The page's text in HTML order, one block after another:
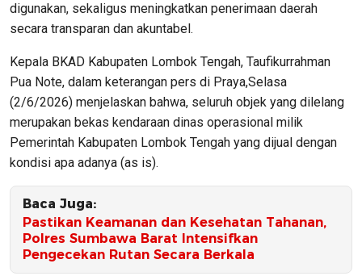
digunakan, sekaligus meningkatkan penerimaan daerah
secara transparan dan akuntabel.
Kepala BKAD Kabupaten Lombok Tengah, Taufikurrahman
Pua Note, dalam keterangan pers di Praya,Selasa
(2/6/2026) menjelaskan bahwa, seluruh objek yang dilelang
merupakan bekas kendaraan dinas operasional milik
Pemerintah Kabupaten Lombok Tengah yang dijual dengan
kondisi apa adanya (as is).
Baca Juga:
Pastikan Keamanan dan Kesehatan Tahanan,
Polres Sumbawa Barat Intensifkan
Pengecekan Rutan Secara Berkala